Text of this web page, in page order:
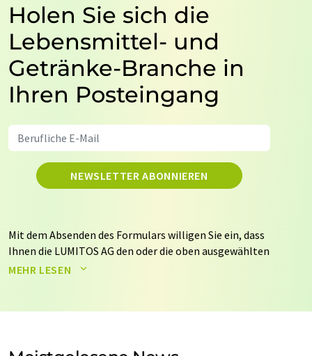
Holen Sie sich die
Lebensmittel- und
Getränke-Branche in
Ihren Posteingang
NEWSLETTER ABONNIEREN
Mit dem Absenden des Formulars willigen Sie ein, dass
Ihnen die LUMITOS AG den oder die oben ausgewählten
Newsletter per E-Mail zusendet. Ihre Daten werden
auf Basis unsererDatenschutzerklärung. LUMITOS darf
Meinungsforschung per E-Mail kontaktieren. Ihre
MEHR LESEN